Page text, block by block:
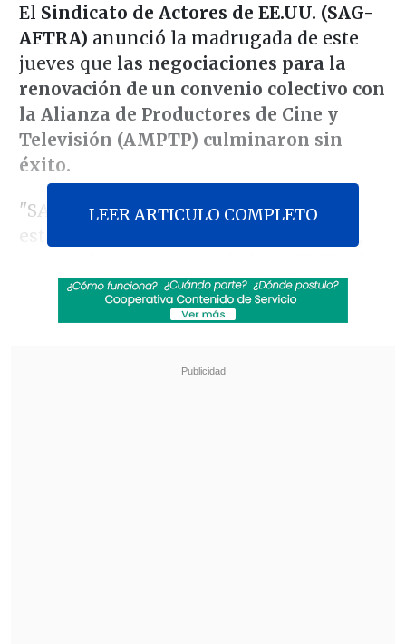
El Sindicato de Actores de EE.UU. (SAG-
AFTRA) anunció la madrugada de este
jueves que las negociaciones para la
renovación de un convenio colectivo con
la Alianza de Productores de Cine y
Televisión (AMPTP) culminaron sin
éxito.
"SAG-AFTRA negoció de buena fe y
estaba ansioso por llegar a un acuerdo,
propuestas más importantes del
sindicato han sido insultantes"
a través de un comunicado publicado en
LEER ARTICULO COMPLETO